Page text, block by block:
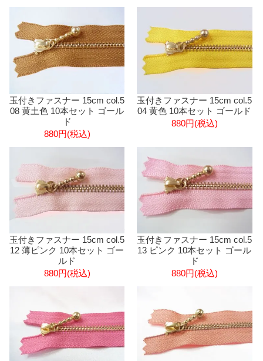
玉付きファスナー 15cm col.5
08 黄土色 10本セット ゴール
ド
880円(税込)
玉付きファスナー 15cm col.5
04 黄色 10本セット ゴールド
880円(税込)
玉付きファスナー 15cm col.5
12 薄ピンク 10本セット ゴー
ルド
880円(税込)
玉付きファスナー 15cm col.5
13 ピンク 10本セット ゴール
ド
880円(税込)